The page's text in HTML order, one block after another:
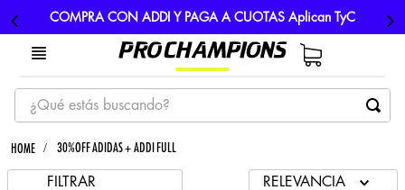
COMPRA CON ADDI Y PAGA A CUOTAS Aplican TyC
¿Qué estás buscando?
TÉRMINOS MÁS BUSCADOS
1. tenis
30%OFF ADIDAS + ADDI FULL
FILTRAR RELEVANCIA